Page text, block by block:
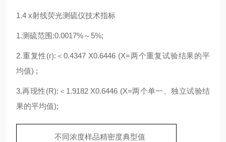
1.4 x射线荧光测硫仪技术指标
1.测硫范围:0.0017%～5%;
2.重复性(r):＜0.4347 X0.6446 (X=两个重复试验结果的平
均值) ;
3.再现性(R):＜1.9182 X0.6446 (X=两个单一、独立试验结
果的平均值);
不同浓度样品精密度典型值